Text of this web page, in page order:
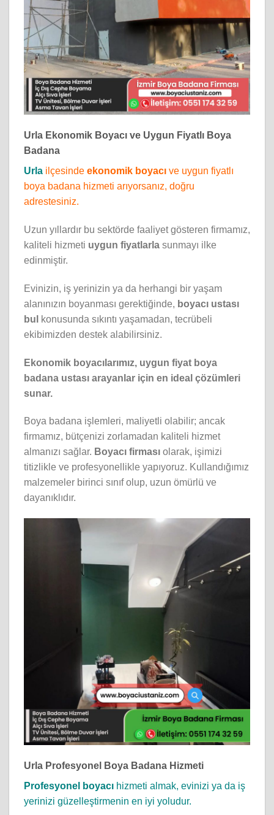
Urla Ekonomik Boyacı ve Uygun Fiyatlı Boya
Badana
Urla ilçesinde ekonomik boyacı ve uygun fiyatlı
boya badana hizmeti arıyorsanız, doğru
adrestesiniz.
Uzun yıllardır bu sektörde faaliyet gösteren firmamız,
kaliteli hizmeti uygun fiyatlarla sunmayı ilke
edinmiştir.
Evinizin, iş yerinizin ya da herhangi bir yaşam
alanınızın boyanması gerektiğinde, boyacı ustası
bul
konusunda sıkıntı yaşamadan, tecrübeli
ekibimizden destek alabilirsiniz.
Ekonomik boyacılarımız, uygun fiyat boya
badana ustası arayanlar için en ideal çözümleri
sunar.
Boya badana işlemleri, maliyetli olabilir; ancak
firmamız, bütçenizi zorlamadan kaliteli hizmet
almanızı sağlar. Boyacı firması olarak, işimizi
titizlikle ve profesyonellikle yapıyoruz. Kullandığımız
malzemeler birinci sınıf olup, uzun ömürlü ve
dayanıklıdır.
Urla Profesyonel Boya Badana Hizmeti
Profesyonel boyacı hizmeti almak, evinizi ya da iş
yerinizi güzelleştirmenin en iyi yoludur.